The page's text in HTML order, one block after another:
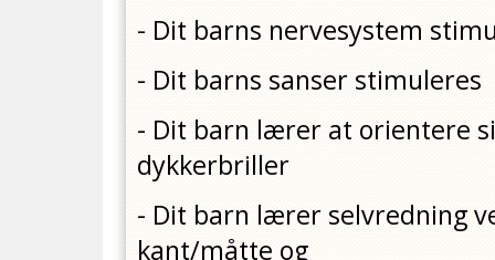
- Dit barns nervesystem
- Dit barns sanser stimuleres
- Dit barn lærer at orientere
dykkerbriller
- Dit barn lærer selvredning
kant/måtte og